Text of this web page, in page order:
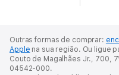
Outras formas de comprar:
Apple na sua região. Ou ligue
Couto de Magalhães Jr., 700,
04542-000.